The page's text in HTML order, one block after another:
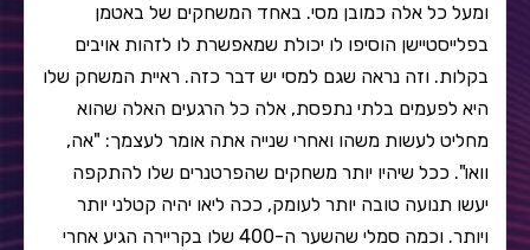
ומעל כל אלה כמובן מסי. באחד המשחקים של באטמן
בפלייסטיישן הוסיפו לו יכולת שמאפשרת לו לזהות אויבים
בקלות. וזה נראה שגם למסי יש דבר כזה. ראיית המשחק שלו
היא לפעמים בלתי נתפסת, אלה כל הרגעים האלה שהוא
מחליט לעשות משהו ואחרי שנייה אתה אומר לעצמך: "אה,
וואו". ככל שיהיו יותר משחקים שהפרטנרים שלו להתקפה
יעשו תנועה טובה יותר לעומק, ככה ליאו יהיה קטלני יותר
ויותר. וכמה סמלי שהשער ה-400 שלו בקריירה הגיע אחרי